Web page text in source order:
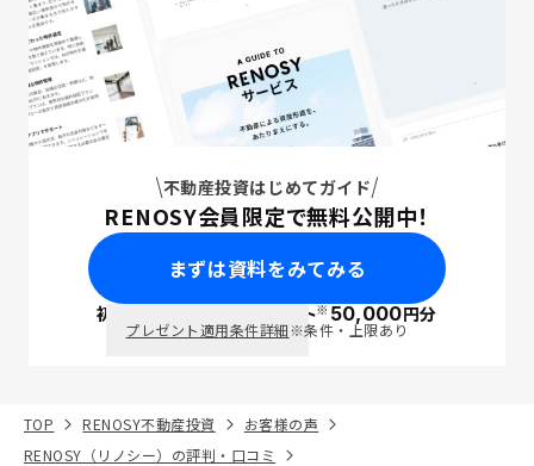
不動産投資はじめてガイド
RENOSY会員限定で無料公開中！
まずは資料をみてみる
初回面談で ポイント※50,000円分
プレゼント適用条件詳細※条件・上限あり
TOP RENOSY不動産投資
お客様の声
RENOSY（リノシー）の評判・口コミ